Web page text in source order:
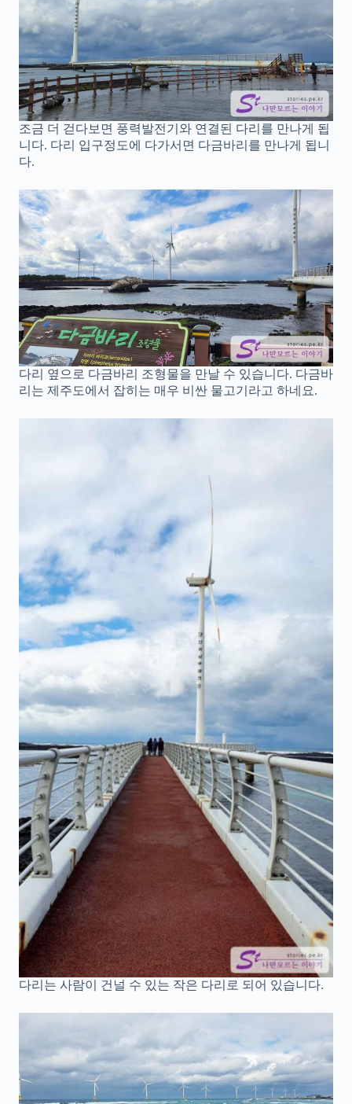
조금 더 걷다보면 풍력발전기와 연결된 다리를 만나게 됩
니다. 다리 입구정도에 다가서면 다금바리를 만나게 됩니
다.
다리 옆으로 다금바리 조형물을 만날 수 있습니다. 다금바
리는 제주도에서 잡히는 매우 비싼 물고기라고 하네요.
다리는 사람이 건널 수 있는 작은 다리로 되어 있습니다.